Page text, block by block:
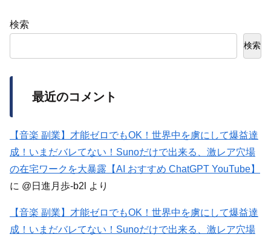
検索
検索
最近のコメント
【音楽 副業】才能ゼロでもOK！世界中を虜にして爆益達
成！いまだバレてない！Sunoだけで出来る、激レア穴場
の在宅ワークを大暴露【AI おすすめ ChatGPT YouTube】
に @日進月歩-b2l より
【音楽 副業】才能ゼロでもOK！世界中を虜にして爆益達
成！いまだバレてない！Sunoだけで出来る、激レア穴場